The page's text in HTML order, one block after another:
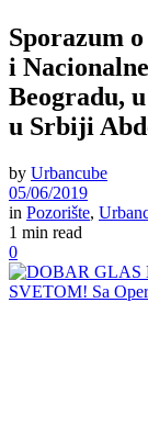
Sporazum
i
Beogradu,
u Srbiji
by Urbancube
05/06/2019
in Pozorište,
1 min read
0